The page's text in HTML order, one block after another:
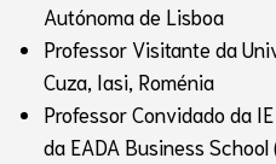
Autónoma de Lisboa
Professor Visitante da
Cuza, Iasi, Roménia
Professor Convidado da
da EADA Business School